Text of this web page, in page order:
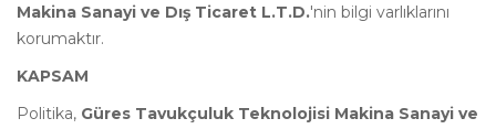
Makina Sanayi ve Dış Ticaret L.T.D.'nin bilgi varlıklarını
korumaktır.
KAPSAM
Politika, Güres Tavukçuluk Teknolojisi Makina Sanayi ve